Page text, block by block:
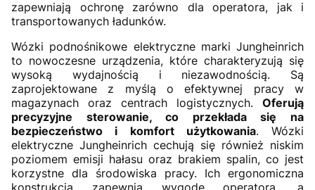
zapewniają ochronę zarówno dla operatora, jak i
transportowanych ładunków.
Wózki podnośnikowe elektryczne marki Jungheinrich
to nowoczesne urządzenia, które charakteryzują się
wysoką wydajnością i niezawodnością. Są
zaprojektowane z myślą o efektywnej pracy w
magazynach oraz centrach logistycznych. Oferują
precyzyjne sterowanie, co przekłada się na
bezpieczeństwo i komfort użytkowania. Wózki
elektryczne Jungheinrich cechują się również niskim
poziomem emisji hałasu oraz brakiem spalin, co jest
korzystne dla środowiska pracy. Ich ergonomiczna